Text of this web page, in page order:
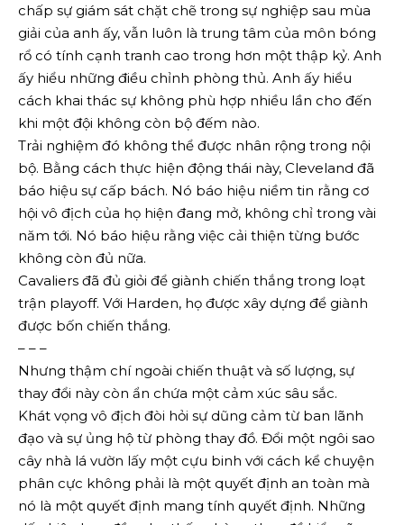
chấp sự giám sát chặt chẽ trong sự nghiệp sau mùa
giải của anh ấy, vẫn luôn là trung tâm của môn bóng
rổ có tính cạnh tranh cao trong hơn một thập kỷ. Anh
ấy hiểu những điều chỉnh phòng thủ. Anh ấy hiểu
cách khai thác sự không phù hợp nhiều lần cho đến
khi một đội không còn bộ đếm nào.
Trải nghiệm đó không thể được nhân rộng trong nội
bộ. Bằng cách thực hiện động thái này, Cleveland đã
báo hiệu sự cấp bách. Nó báo hiệu niềm tin rằng cơ
hội vô địch của họ hiện đang mở, không chỉ trong vài
năm tới. Nó báo hiệu rằng việc cải thiện từng bước
không còn đủ nữa.
Cavaliers đã đủ giỏi để giành chiến thắng trong loạt
trận playoff. Với Harden, họ được xây dựng để giành
được bốn chiến thắng.
– – –
Nhưng thậm chí ngoài chiến thuật và số lượng, sự
thay đổi này còn ẩn chứa một cảm xúc sâu sắc.
Khát vọng vô địch đòi hỏi sự dũng cảm từ ban lãnh
đạo và sự ủng hộ từ phòng thay đồ. Đổi một ngôi sao
cây nhà lá vườn lấy một cựu binh với cách kể chuyện
phân cực không phải là một quyết định an toàn mà
nó là một quyết định mang tính quyết định. Những